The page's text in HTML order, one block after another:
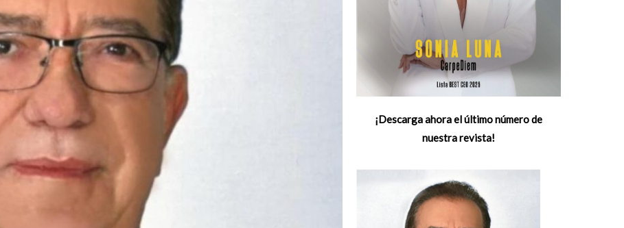
¡Descarga ahora el último número de
nuestra revista!